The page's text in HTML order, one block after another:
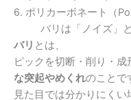
6. ポリカーボネート（
バリは「ノイズ」
バリ とは、
ピックを切断・削り・成
な突起やめくれのことで
見た目では分かりにく